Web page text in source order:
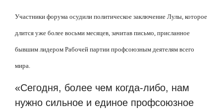
Участники форума осудили политическое заключение Лулы, которое
длится уже более восьми месяцев, зачитав письмо, присланное
бывшим лидером Рабочей партии профсоюзным деятелям всего
мира.
«Сегодня, более чем когда-либо, нам
нужно сильное и единое профсоюзное